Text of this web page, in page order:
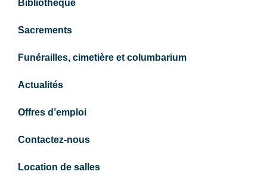
Bibliothèque
Sacrements
Funérailles, cimetière et columbarium
Actualités
Offres d’emploi
Contactez-nous
Location de salles